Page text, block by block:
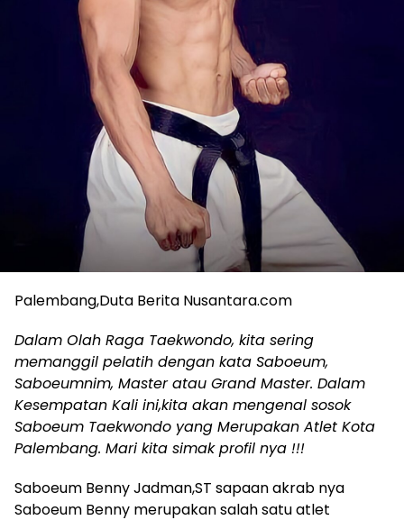
Palembang,Duta Berita Nusantara.com
Dalam Olah Raga Taekwondo, kita sering
memanggil pelatih dengan kata Saboeum,
Saboeumnim, Master atau Grand Master. Dalam
Kesempatan Kali ini,kita akan mengenal sosok
Saboeum Taekwondo yang Merupakan Atlet Kota
Palembang. Mari kita simak profil nya !!!
Saboeum Benny Jadman,ST sapaan akrab nya
Saboeum Benny merupakan salah satu atlet